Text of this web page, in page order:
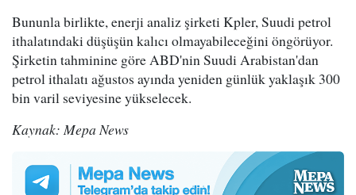
Bununla birlikte, enerji analiz şirketi Kpler, Suudi petrol
ithalatındaki düşüşün kalıcı olmayabileceğini öngörüyor.
Şirketin tahminine göre ABD'nin Suudi Arabistan'dan
petrol ithalatı ağustos ayında yeniden günlük yaklaşık 300
bin varil seviyesine yükselecek.
Kaynak: Mepa News